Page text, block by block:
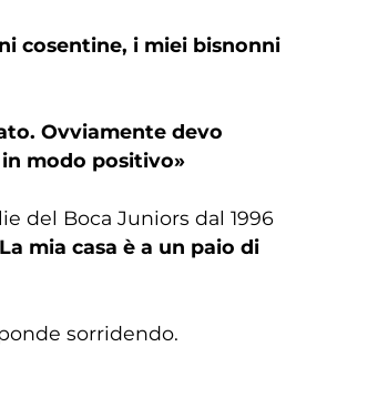
cosentine, i miei bisnonni
Ovviamente devo
modo positivo»
del Boca Juniors dal 1996
mia casa è a un paio di
sorridendo.